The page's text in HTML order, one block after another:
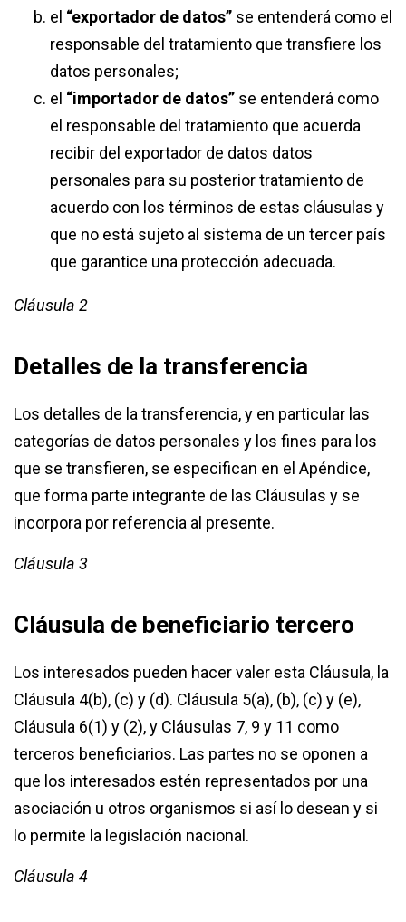
el “exportador de datos” ​ se entenderá como el
responsable del tratamiento que transfiere los
datos personales;
el “importador de datos” ​ se entenderá como
el responsable del tratamiento que acuerda
recibir del exportador de datos datos
personales para su posterior tratamiento de
acuerdo con los términos de estas cláusulas y
que no está sujeto al sistema de un tercer país
que garantice una protección adecuada.
Cláusula 2
Detalles de la transferencia
Los detalles de la transferencia, y en particular las
categorías de datos personales y los fines para los
que se transfieren, se especifican en el Apéndice,
que forma parte integrante de las Cláusulas y se
incorpora por referencia al presente.
Cláusula 3
Cláusula de beneficiario tercero
Los interesados pueden hacer valer esta Cláusula, la
Cláusula 4(b), (c) y (d). Cláusula 5(a), (b), (c) y (e),
Cláusula 6(1) y (2), y Cláusulas 7, 9 y 11 como
terceros beneficiarios. Las partes no se oponen a
que los interesados estén representados por una
asociación u otros organismos si así lo desean y si
lo permite la legislación nacional.
Cláusula 4